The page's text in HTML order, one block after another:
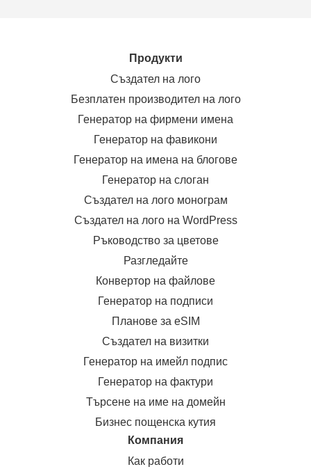
Продукти
Създател на лого
Безплатен производител на лого
Генератор на фирмени имена
Генератор на фавикони
Генератор на имена на блогове
Генератор на слоган
Създател на лого монограм
Създател на лого на WordPress
Ръководство за цветове
Разгледайте
Конвертор на файлове
Генератор на подписи
Планове за eSIM
Създател на визитки
Генератор на имейл подпис
Генератор на фактури
Търсене на име на домейн
Бизнес пощенска кутия
Компания
Как работи